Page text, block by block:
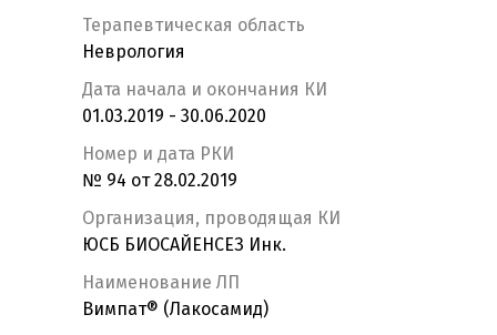
Терапевтическая область
Неврология
Дата начала и окончания КИ
01.03.2019 - 30.06.2020
Номер и дата РКИ
№ 94 от 28.02.2019
Организация, проводящая КИ
ЮСБ БИОСАЙЕНСЕЗ Инк.
Наименование ЛП
Вимпат® (Лакосамид)